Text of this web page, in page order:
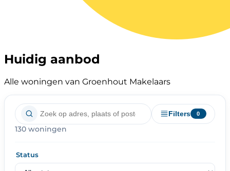
Huidig aanbod
Alle woningen van Groenhout Makelaars
Filters 0
130 woningen
Status